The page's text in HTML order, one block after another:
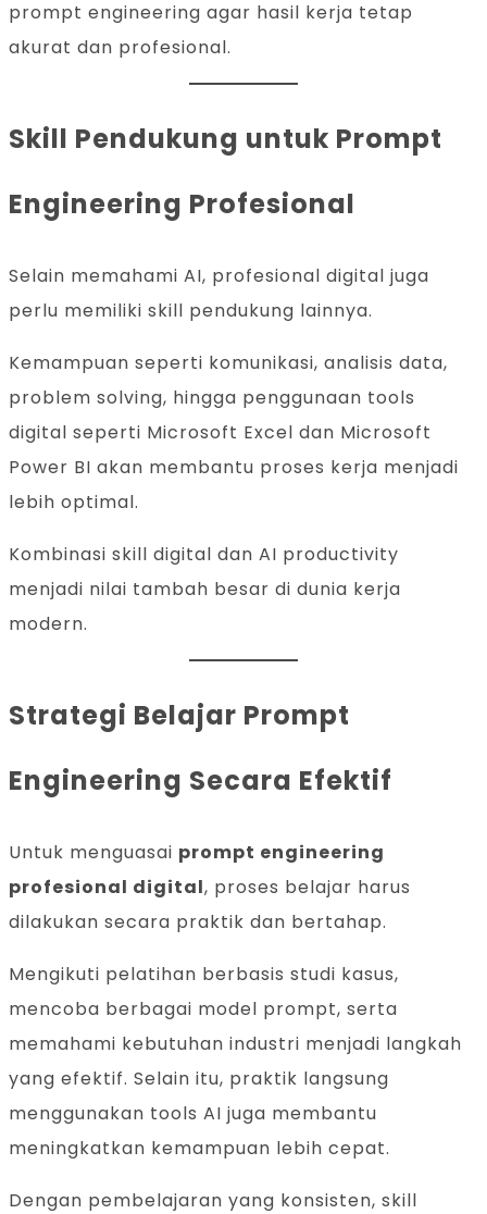
prompt engineering agar hasil kerja tetap
akurat dan profesional.
Skill Pendukung untuk Prompt
Engineering Profesional
Selain memahami AI, profesional digital juga
perlu memiliki skill pendukung lainnya.
Kemampuan seperti komunikasi, analisis data,
problem solving, hingga penggunaan tools
digital seperti Microsoft Excel dan Microsoft
Power BI akan membantu proses kerja menjadi
lebih optimal.
Kombinasi skill digital dan AI productivity
menjadi nilai tambah besar di dunia kerja
modern.
Strategi Belajar Prompt
Engineering Secara Efektif
Untuk menguasai prompt engineering
profesional digital, proses belajar harus
dilakukan secara praktik dan bertahap.
Mengikuti pelatihan berbasis studi kasus,
mencoba berbagai model prompt, serta
memahami kebutuhan industri menjadi langkah
yang efektif. Selain itu, praktik langsung
menggunakan tools AI juga membantu
meningkatkan kemampuan lebih cepat.
Dengan pembelajaran yang konsisten, skill